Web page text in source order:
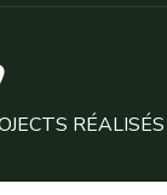
RÉALISÉS